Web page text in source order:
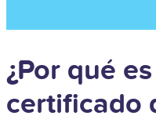
¿Por qué
certificado